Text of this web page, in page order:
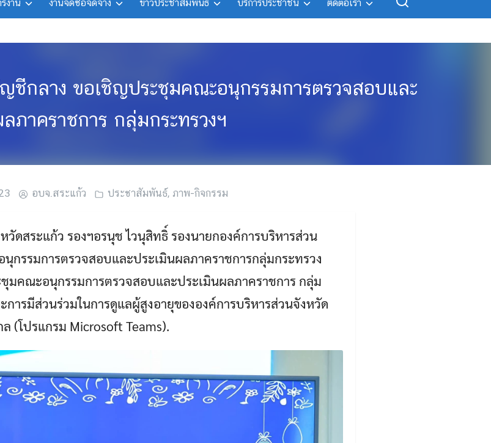
งาน งานจัดซื้อจัดจ้าง ข่าวประชาสัมพันธ์ บริการประชาชน ติดต่อเรา
กลาง ขอเชิญประชุมคณะอนุกรรมการตรวจสอบและ
ภาคราชการ กลุ่มกระทรวงฯ
อบจ.สระแก้ว ประชาสัมพันธ์, ภาพ-กิจกรรม
ดสระแก้ว รองฯอรนุช ไวนุสิทธิ์ รองนายกองค์การบริหารส่วน
กรรมการตรวจสอบและประเมินผลภาคราชการกลุ่มกระทรวง
คณะอนุกรรมการตรวจสอบและประเมินผลภาคราชการ กลุ่ม
รมีส่วนร่วมในการดูแลผู้สูงอายุขององค์การบริหารส่วนจังหวัด
(โปรแกรม Microsoft Teams).